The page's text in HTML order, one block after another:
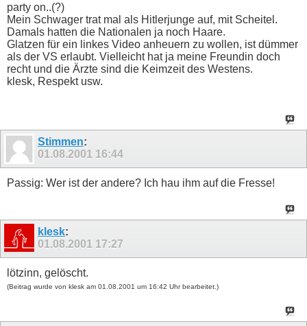
party on..(?)
Mein Schwager trat mal als Hitlerjunge auf, mit Scheitel.
Damals hatten die Nationalen ja noch Haare.
Glatzen für ein linkes Video anheuern zu wollen, ist dümmer
als der VS erlaubt. Vielleicht hat ja meine Freundin doch
recht und die Ärzte sind die Keimzeit des Westens.
klesk, Respekt usw.
Stimmen:
01.08.2001 16:44
Passig: Wer ist der andere? Ich hau ihm auf die Fresse!
klesk:
01.08.2001 17:27
lötzinn, gelöscht.
(Beitrag wurde von klesk am 01.08.2001 um 16:42 Uhr bearbeitet.)